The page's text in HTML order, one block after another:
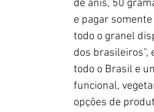
de anis, 50
e pagar
todo o granel
dos brasileiros",
todo o Brasil e
funcional,
opções de